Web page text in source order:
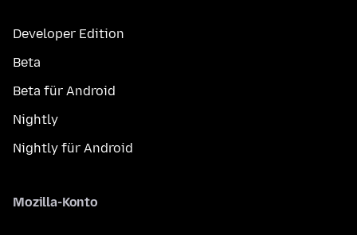
Developer Edition
Beta
Beta für Android
Nightly
Nightly für Android
Mozilla-Konto